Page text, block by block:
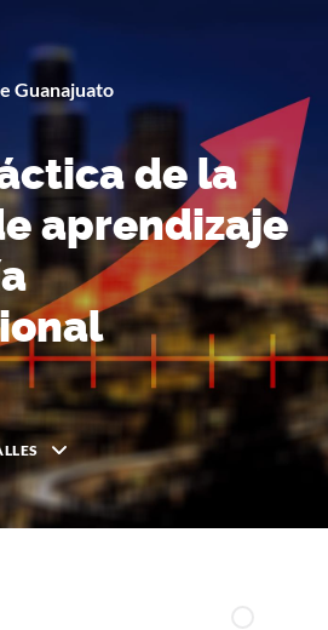
de la
aprendizaje
Guanajuato